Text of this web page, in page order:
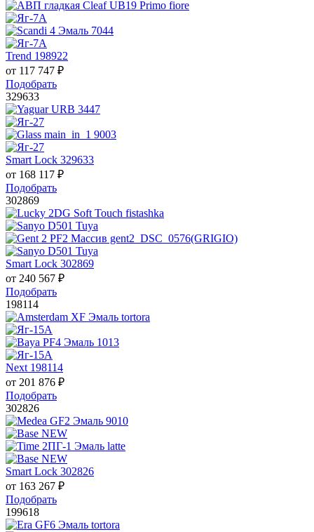
Trend 198922
от 117 747 ₽
Подобрать
329633
Smart Lock 329633
от 168 117 ₽
Подобрать
302869
Smart Lock 302869
от 240 567 ₽
Подобрать
198114
Next 198114
от 201 876 ₽
Подобрать
302826
Smart Lock 302826
от 163 267 ₽
Подобрать
199618